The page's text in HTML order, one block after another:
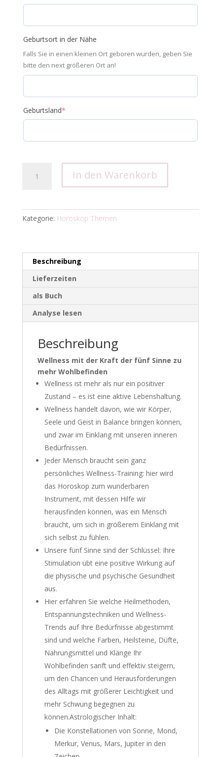
Geburtsort in der Nähe
Falls Sie in einen kleinen Ort geboren wurden, geben Sie
bitte den next größeren Ort an!
Geburtsland*
Wellness
In den Warenkorb
Kategorie: Horoskop Themen
Beschreibung
Lieferzeiten
als Buch
Analyse lesen
Beschreibung
Wellness mit der Kraft der fünf Sinne zu
mehr Wohlbefinden
Wellness ist mehr als nur ein positiver
Zustand – es ist eine aktive Lebenshaltung.
Wellness handelt davon, wie wir Körper,
Seele und Geist in Balance bringen können,
und zwar im Einklang mit unseren inneren
Bedürfnissen.
Jeder Mensch braucht sein ganz
persönliches Wellness-Training: hier wird
das Horoskop zum wunderbaren
Instrument, mit dessen Hilfe wir
herausfinden können, was ein Mensch
braucht, um sich in größerem Einklang mit
sich selbst zu fühlen.
Unsere fünf Sinne sind der Schlüssel: Ihre
Stimulation übt eine positive Wirkung auf
die physische und psychische Gesundheit
aus.
Hier erfahren Sie welche Heilmethoden,
Entspannungstechniken und Wellness-
Trends auf Ihre Bedürfnisse abgestimmt
sind und welche Farben, Heilsteine, Düfte,
Nahrungsmittel und Klänge Ihr
Wohlbefinden sanft und effektiv steigern,
um den Chancen und Herausforderungen
des Alltags mit größerer Leichtigkeit und
mehr Schwung begegnen zu
können.Astrologischer Inhalt:
Die Konstellationen von Sonne, Mond,
Merkur, Venus, Mars, Jupiter in den